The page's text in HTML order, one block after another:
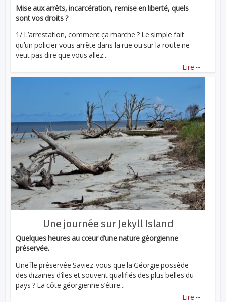
Mise aux arrêts, incarcération, remise en liberté, quels
sont vos droits ?
1/ L’arrestation, comment ça marche ? Le simple fait
qu’un policier vous arrête dans la rue ou sur la route ne
veut pas dire que vous allez...
Lire ...
Une journée sur Jekyll Island
Quelques heures au cœur d’une nature géorgienne
préservée.
Une île préservée Saviez-vous que la Géorgie possède
des dizaines d’îles et souvent qualifiés des plus belles du
pays ? La côte géorgienne s’étire...
Lire ...